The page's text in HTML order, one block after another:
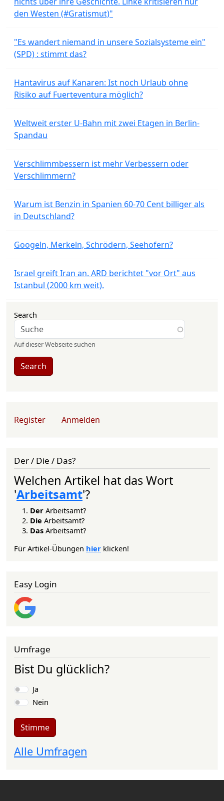
den Westen (#Gratismut)"
"Es wandert niemand in unsere Sozialsysteme ein"
(SPD) : stimmt das?
Hantavirus auf Kanaren: Ist noch Urlaub ohne
Risiko auf Fuerteventura möglich?
Weltweit erster U-Bahn mit zwei Etagen in Berlin-
Spandau
Verschlimmbessern ist mehr Verbessern oder
Verschlimmern?
Warum ist Benzin in Spanien 60-70 Cent billiger als
in Deutschland?
Googeln, Merkeln, Schrödern, Seehofern?
Israel greift Iran an. ARD berichtet "vor Ort" aus
Istanbul (2000 km weit).
Search
Auf dieser Webseite suchen
Search
User account menu
Register Anmelden
Der / Die / Das?
Welchen Artikel hat das Wort
'Arbeitsamt'?
Der Arbeitsamt?
Die Arbeitsamt?
Das Arbeitsamt?
Für Artikel-Übungen hier klicken!
Easy Login
Umfrage
Bist Du glücklich?
Auswahlmöglichkeiten
Ja
Nein
Stimme
Alle Umfragen